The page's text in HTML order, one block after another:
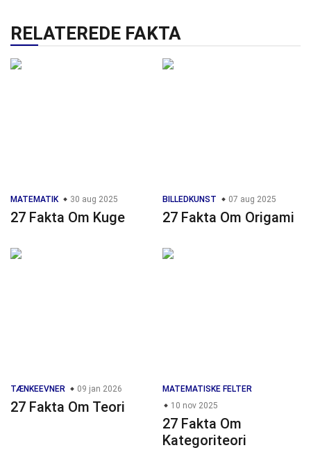
RELATEREDE FAKTA
MATEMATIK 30 aug 2025
27 Fakta Om Kuge
BILLEDKUNST 07 aug 2025
27 Fakta Om Origami
TÆNKEEVNER 09 jan 2026
27 Fakta Om Teori
MATEMATISKE FELTER
10 nov 2025
27 Fakta Om
Kategoriteori